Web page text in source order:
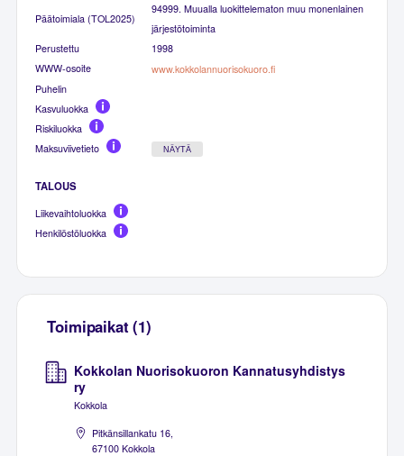
Päätoimiala (TOL2025)
94999. Muualla luokittelematon muu monenlainen
järjestötoiminta
Perustettu
1998
WWW-osoite
www.kokkolannuorisokuoro.fi
Puhelin
Kasvuluokka
Riskiluokka
Maksuviivetieto
NÄYTÄ
TALOUS
Liikevaihtoluokka
Henkilöstöluokka
Toimipaikat (1)
Kokkolan Nuorisokuoron Kannatusyhdistys
ry
Kokkola
Pitkänsillankatu 16,
67100 Kokkola